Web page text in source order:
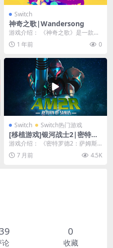
Switch
神奇之歌|Wandersong
游戏介绍： 《神奇之歌》是一款横
版过关 RPG，玩家要通过自己唱歌
的力量拯救世界...
1 年前 0
Switch Switch热门游戏
[移植游戏]银河战士2|密特罗
德2：萨姆斯归来|Another M
etroid 2 Remake
游戏介绍： 《密特罗德2：萨姆斯
归来》是一款由粉丝Milton Guasti
（D...7 月前 4.5K
论
0
收藏